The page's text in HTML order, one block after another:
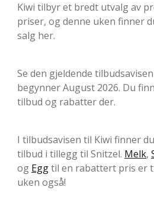
Kiwi tilbyr et bredt utvalg av
priser, og denne uken finner
salg her.
Se den gjeldende
begynner August 2026. Du
tilbud og rabatter der.
I tilbudsavisen til Kiwi finner
tilbud i tillegg til Snitzel. Melk,
og Eggtil en rabattert pris er
uken også!